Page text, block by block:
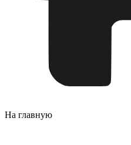
На главную